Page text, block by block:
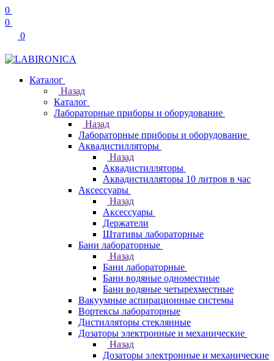
0
0
0
Каталог
Назад
Каталог
Лабораторные приборы и оборудование
Назад
Лабораторные приборы и оборудование
Аквадистилляторы
Назад
Аквадистилляторы
Аквадистилляторы 10 литров в час
Аксессуары
Назад
Аксессуары
Держатели
Штативы лабораторные
Бани лабораторные
Назад
Бани лабораторные
Бани водяные одноместные
Бани водяные четырехместные
Вакуумные аспирационные системы
Вортексы лабораторные
Дистилляторы стеклянные
Дозаторы электронные и механические
Назад
Дозаторы электронные и механические